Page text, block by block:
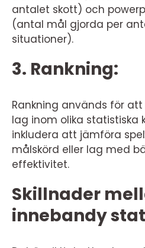
antalet skott) och
(antal mål gjorda per
situationer).
3. Rankning:
Rankning används för
lag inom olika statistiska
inkludera att jämföra
målskörd eller lag med
effektivitet.
Skillnader
innebandy